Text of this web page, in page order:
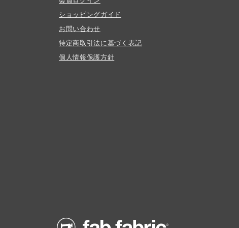
ショッピングガイド
お問い合わせ
特定商取引法に基づく表記
個人情報保護方針